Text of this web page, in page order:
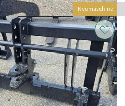
Neumaschine